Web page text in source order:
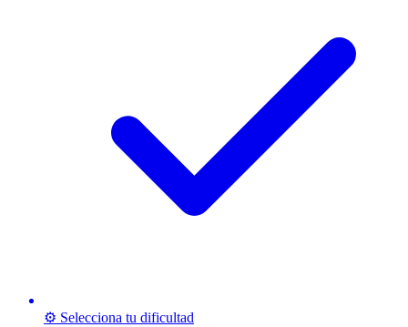
⚙️ Selecciona tu dificultad